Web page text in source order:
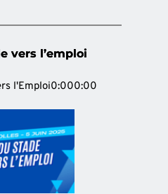
vers l’emploi
l'Emploi0:000:00